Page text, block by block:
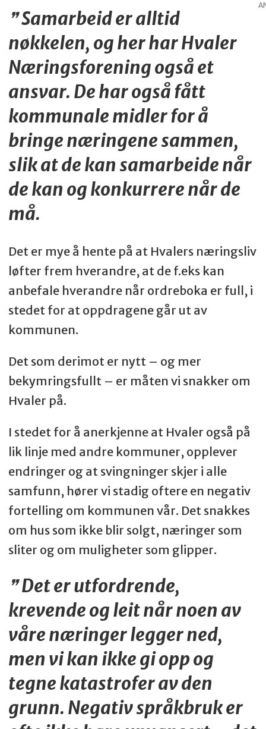
Samarbeid er alltid
nøkkelen, og her har Hvaler
Næringsforening også et
ansvar. De har også fått
kommunale midler for å
bringe næringene sammen,
slik at de kan samarbeide når
de kan og konkurrere når de
må.
Det er mye å hente på at Hvalers næringsliv
løfter frem hverandre, at de f.eks kan
anbefale hverandre når ordreboka er full, i
stedet for at oppdragene går ut av
kommunen.
Det som derimot er nytt – og mer
bekymringsfullt – er måten vi snakker om
Hvaler på.
I stedet for å anerkjenne at Hvaler også på
lik linje med andre kommuner, opplever
endringer og at svingninger skjer i alle
samfunn, hører vi stadig oftere en negativ
fortelling om kommunen vår. Det snakkes
om hus som ikke blir solgt, næringer som
sliter og om muligheter som glipper.
Det er utfordrende,
krevende og leit når noen av
våre næringer legger ned,
men vi kan ikke gi opp og
tegne katastrofer av den
grunn. Negativ språkbruk er